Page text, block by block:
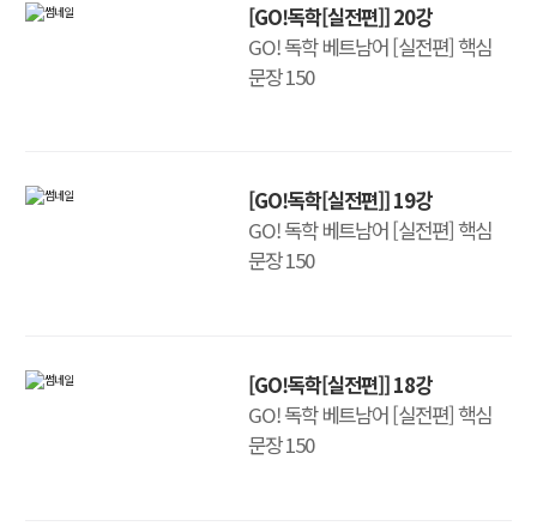
[GO!독학[실전편]] 20강
GO! 독학 베트남어 [실전편] 핵심
문장 150
[GO!독학[실전편]] 19강
GO! 독학 베트남어 [실전편] 핵심
문장 150
[GO!독학[실전편]] 18강
GO! 독학 베트남어 [실전편] 핵심
문장 150